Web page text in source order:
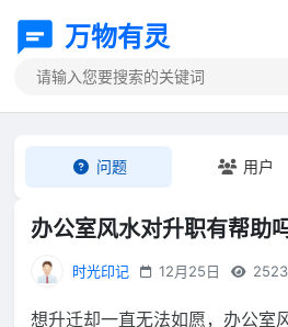
万物有灵
问题 用户
办公室风水对升职有帮助
时光印记 12月25日 2523
想升迁却一直无法如愿，办公室